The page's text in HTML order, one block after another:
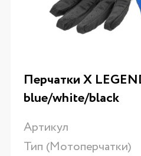
Перчатки X
blue/white/black
Артикул
Тип (Мотоперчатки)